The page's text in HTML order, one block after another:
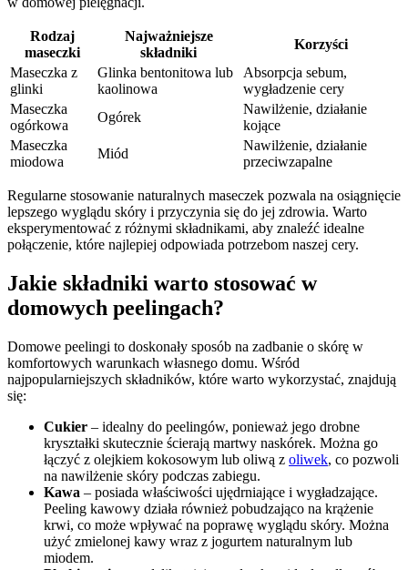
Rodzaj
maseczki
Najważniejsze
składniki
Korzyści
Maseczka z
glinki
Glinka bentonitowa lub
kaolinowa
Absorpcja sebum,
wygładzenie cery
Maseczka
ogórkowa
Ogórek
Nawilżenie, działanie
kojące
Maseczka
miodowa
Miód
Nawilżenie, działanie
przeciwzapalne
Regularne stosowanie naturalnych maseczek pozwala na osiągnięcie
lepszego wyglądu skóry i przyczynia się do jej zdrowia. Warto
eksperymentować z różnymi składnikami, aby znaleźć idealne
połączenie, które najlepiej odpowiada potrzebom naszej cery.
Jakie składniki warto stosować w
domowych peelingach?
Domowe peelingi to doskonały sposób na zadbanie o skórę w
komfortowych warunkach własnego domu. Wśród
najpopularniejszych składników, które warto wykorzystać, znajdują
się:
Cukier – idealny do peelingów, ponieważ jego drobne
kryształki skutecznie ścierają martwy naskórek. Można go
łączyć z olejkiem kokosowym lub oliwą z oliwek, co pozwoli
na nawilżenie skóry podczas zabiegu.
Kawa – posiada właściwości ujędrniające i wygładzające.
Peeling kawowy działa również pobudzająco na krążenie
krwi, co może wpływać na poprawę wyglądu skóry. Można
użyć zmielonej kawy wraz z jogurtem naturalnym lub
miodem.